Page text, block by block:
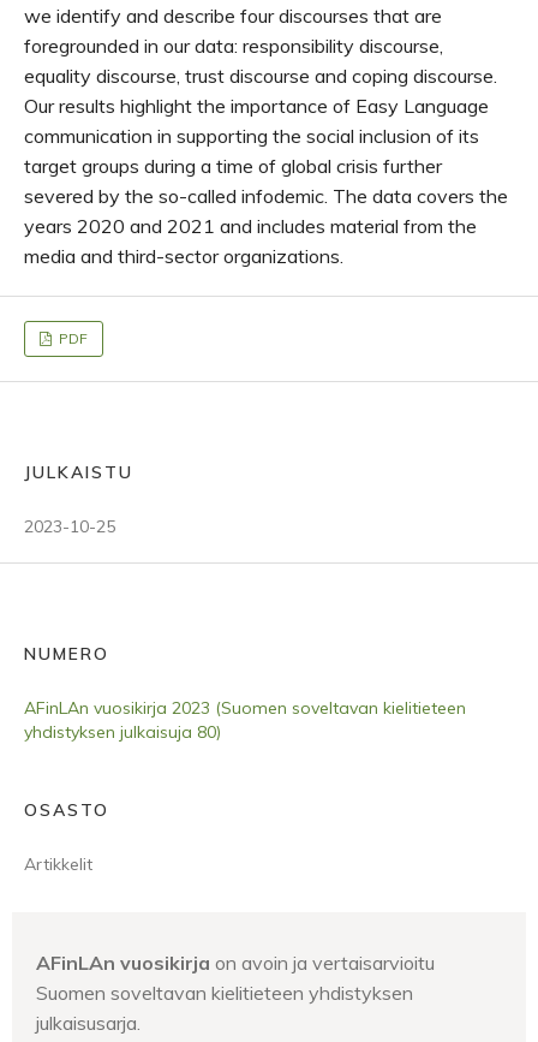
we identify and describe four discourses that are
foregrounded in our data: responsibility discourse,
equality discourse, trust discourse and coping discourse.
Our results highlight the importance of Easy Language
communication in supporting the social inclusion of its
target groups during a time of global crisis further
severed by the so-called infodemic. The data covers the
years 2020 and 2021 and includes material from the
media and third-sector organizations.
PDF
JULKAISTU
2023-10-25
NUMERO
AFinLAn vuosikirja 2023 (Suomen soveltavan kielitieteen
yhdistyksen julkaisuja 80)
OSASTO
Artikkelit
AFinLAn vuosikirja on avoin ja vertaisarvioitu
Suomen soveltavan kielitieteen yhdistyksen
julkaisusarja.